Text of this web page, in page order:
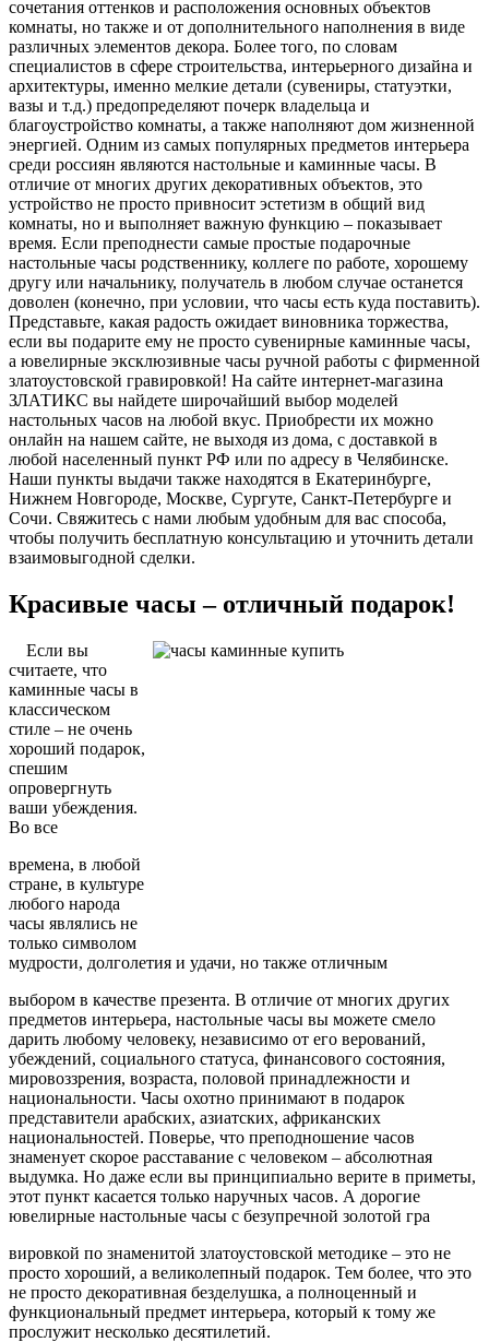
сочетания оттенков и расположения основных объектов
комнаты, но также и от дополнительного наполнения в виде
различных элементов декора. Более того, по словам
специалистов в сфере строительства, интерьерного дизайна и
архитектуры, именно мелкие детали (сувениры, статуэтки,
вазы и т.д.) предопределяют почерк владельца и
благоустройство комнаты, а также наполняют дом жизненной
энергией. Одним из самых популярных предметов интерьера
среди россиян являются настольные и каминные часы. В
отличие от многих других декоративных объектов, это
устройство не просто привносит эстетизм в общий вид
комнаты, но и выполняет важную функцию – показывает
время. Если преподнести самые простые подарочные
настольные часы родственнику, коллеге по работе, хорошему
другу или начальнику, получатель в любом случае останется
доволен (конечно, при условии, что часы есть куда поставить).
Представьте, какая радость ожидает виновника торжества,
если вы подарите ему не просто сувенирные каминные часы,
а ювелирные эксклюзивные часы ручной работы с фирменной
златоустовской гравировкой! На сайте интернет-магазина
ЗЛАТИКС вы найдете широчайший выбор моделей
настольных часов на любой вкус. Приобрести их можно
онлайн на нашем сайте, не выходя из дома, с доставкой в
любой населенный пункт РФ или по адресу в Челябинске.
Наши пункты выдачи также находятся в Екатеринбурге,
Нижнем Новгороде, Москве, Сургуте, Санкт-Петербурге и
Сочи. Свяжитесь с нами любым удобным для вас способа,
чтобы получить бесплатную консультацию и уточнить детали
взаимовыгодной сделки.
Красивые часы – отличный подарок!
Если вы
считаете, что
каминные часы в
классическом
стиле – не очень
хороший подарок,
спешим
опровергнуть
ваши убеждения.
Во все
времена, в любой
стране, в культуре
любого народа
часы являлись не
только символом
мудрости, долголетия и удачи, но также отличным
выбором в качестве презента. В отличие от многих других
предметов интерьера, настольные часы вы можете смело
дарить любому человеку, независимо от его верований,
убеждений, социального статуса, финансового состояния,
мировоззрения, возраста, половой принадлежности и
национальности. Часы охотно принимают в подарок
представители арабских, азиатских, африканских
национальностей. Поверье, что преподношение часов
знаменует скорое расставание с человеком – абсолютная
выдумка. Но даже если вы принципиально верите в приметы,
этот пункт касается только наручных часов. А дорогие
ювелирные настольные часы с безупречной золотой гра
вировкой по знаменитой златоустовской методике – это не
просто хороший, а великолепный подарок. Тем более, что это
не просто декоративная безделушка, а полноценный и
функциональный предмет интерьера, который к тому же
прослужит несколько десятилетий.